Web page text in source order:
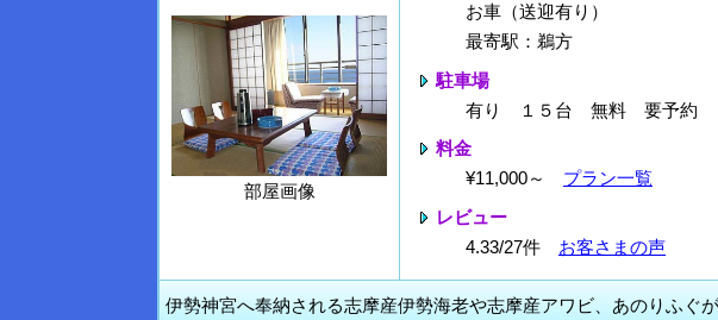
部屋画像
お車（送迎有り）
最寄駅：鵜方
駐車場
有り １５台 無料 要予約
料金
¥11,000～ プラン一覧
レビュー
4.33/27件 お客さまの声
伊勢神宮へ奉納される志摩産伊勢海老や志摩産アワビ、あのりふぐ